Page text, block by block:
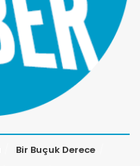
Bir Buçuk Derece